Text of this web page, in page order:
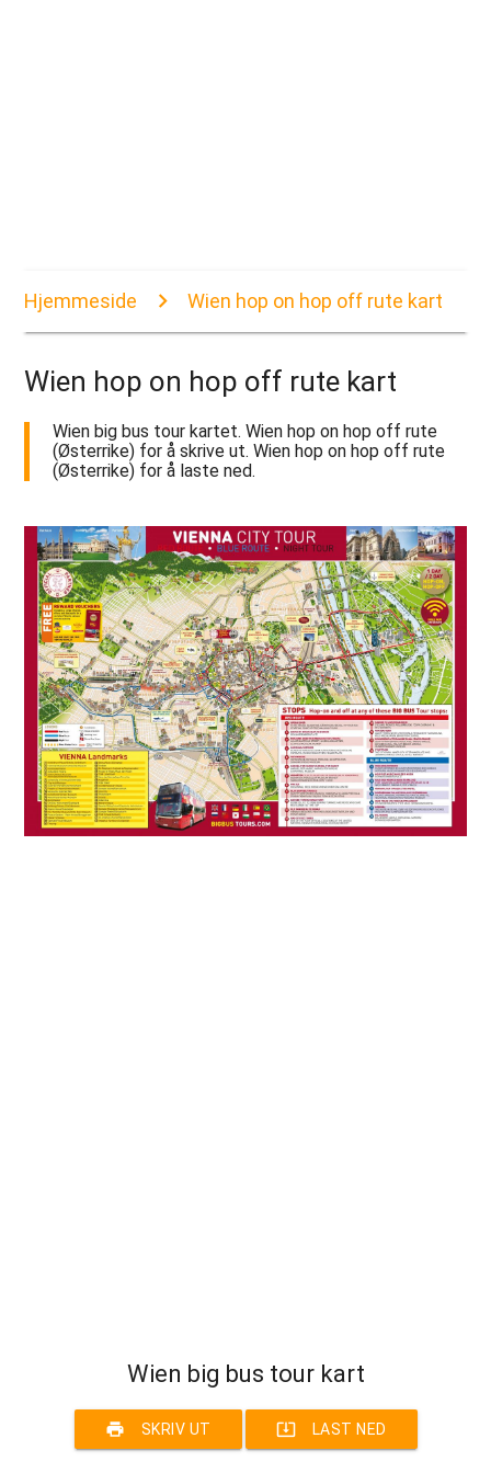
Hjemmeside Wien hop on hop off rute kart
Wien hop on hop off rute kart
Wien big bus tour kartet. Wien hop on hop off rute
(Østerrike) for å skrive ut. Wien hop on hop off rute
(Østerrike) for å laste ned.
Wien big bus tour kart
print SKRIV UT system_update_alt LAST NED